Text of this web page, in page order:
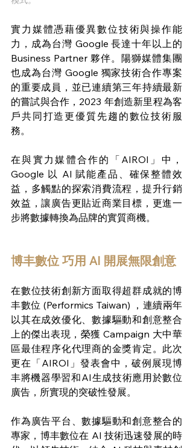
實力媒體憑藉優異數位技術與操作能
力，成為台灣 Google 長達十年以上的
Business Partner 夥伴。陽獅媒體集團
也成為台灣 Google 獨家技術合作專案
的重要成員，並已連續第三年持續最新
的嘗試與合作，2023 年創造新里程為客
戶共同打造更優質先趨的數位技術服
務。
在與實力媒體合作的「AIROI」中，
Google 以 AI 賦能產品、確保整體效
益，多觸點的探索消費流程，提升行銷
效益，讓廣告更貼近商業目標，更進一
步將數據轉換為品牌的實質商機。
博丰數位 巧用 AI 開展無限創意
在數位技術創新方面取得超群成就的博
丰數位 (Performics Taiwan) ，連續兩年
以其在成效優化、數據驅動和創意整合
上的傑出表現，榮獲 Campaign 大中華
區最佳程序化代理商的金獎肯定。此次
更在「AIROI」發表會中，破例展現博
丰將機器學習和AI生成技術應用於數位
廣告，所實現的突破性發展。
作為廣告平台、數據驅動和創意整合的
專家，博丰數位在 AI 技術迅速發展的時